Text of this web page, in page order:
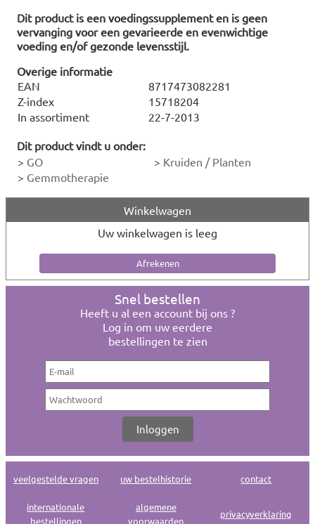
Dit product is een voedingssupplement en is geen
vervanging voor een gevarieerde en evenwichtige
voeding en/of gezonde levensstijl.
Overige informatie
EAN
8717473082281
Z-index
15718204
In assortiment
22-7-2013
Dit product vindt u onder:
> GO > Kruiden / Planten
> Gemmotherapie
Winkelwagen
Uw winkelwagen is leeg
Snel bestellen
Heeft u al een account bij ons ?
Log in om uw eerdere
bestellingen te zien
veelgestelde vragen uw bestelhistorie contact
internationale
bestellingen
algemene
voorwaarden
privacyverklaring